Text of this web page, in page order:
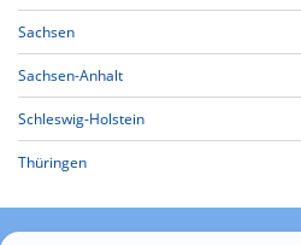
Sachsen
Sachsen-Anhalt
Schleswig-Holstein
Thüringen